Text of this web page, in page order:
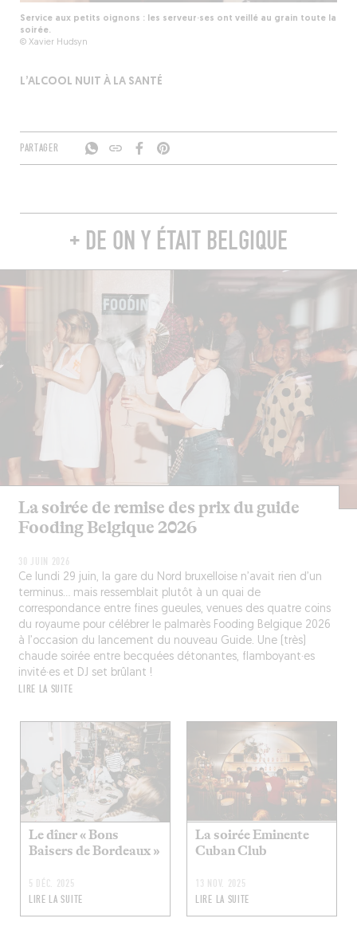
Service aux petits oignons : les serveur·ses ont veillé au grain toute la
soirée.
© Xavier Hudsyn
L’ALCOOL NUIT À LA SANTÉ
PARTAGER
+ DE ON Y ÉTAIT BELGIQUE
La soirée de remise des prix du guide
Fooding Belgique 2026
30 JUIN 2026
Ce lundi 29 juin, la gare du Nord bruxelloise n’avait rien d’un
terminus… mais ressemblait plutôt à un quai de
correspondance entre fines gueules, venues des quatre coins
du royaume pour célébrer le palmarès Fooding Belgique 2026
à l’occasion du lancement du nouveau Guide. Une (très)
chaude soirée entre becquées détonantes, flamboyant·es
invité·es et DJ set brûlant !
LIRE LA SUITE
Le dîner « Bons
Baisers de Bordeaux »
5 DÉC. 2025
LIRE LA SUITE
La soirée Eminente
Cuban Club
13 NOV. 2025
LIRE LA SUITE